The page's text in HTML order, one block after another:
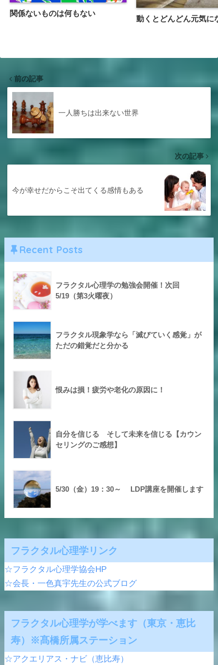
関係ないものは何もない
動くとどんどん元気に
前の記事
一人勝ちは出来ない世界
次の記事
今が幸せだからこそ出てくる感情もある
Recent Posts
フラクタル心理学の勉強会開催！次回
5/19（第3火曜夜）
フラクタル現象学なら「滅びていく感覚」が
ただの錯覚だと分かる
恨みは損！疲労や老化の原因に！
自分を信じる そして未来を信じる【カウン
セリングのご感想】
5/30（金）19：30～ LDP講座を開催します
フラクタル心理学リンク
☆フラクタル心理学協会HP
☆会長・一色真宇先生の公式ブログ
フラクタル心理学が学べます（東京・恵比
寿）※髙橋所属ステーション
☆アクエリアス・ナビ（恵比寿）